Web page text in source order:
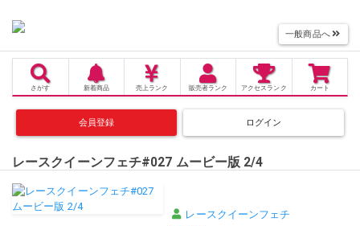
一般商品へ
さがす 新着商品 売上 ランク 販売者ランク アクセス ランク カート
会員登録 ログイン
レースクイーンフェチ#027 ムービー版 2/4
レースクイーンフェチ